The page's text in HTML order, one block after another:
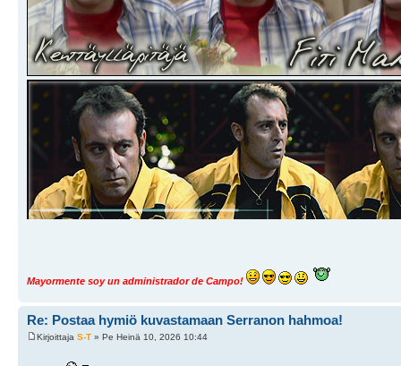
Mayormente soy un administrador de Campo!
Re: Postaa hymiö kuvastamaan Serranon hahmoa!
Kirjoittaja S-T » Pe Heinä 10, 2026 10:44